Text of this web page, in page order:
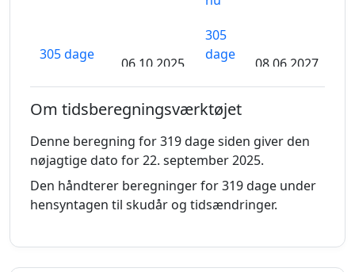
305 dage
06.10.2025
305
dage
nu
08.06.2027
306 dage
siden
05.10.2025
dage
fra-
nu
09.06.2027
04.10.2025 10.06.2027
Om tidsberegningsværktøjet
Denne beregning for 319 dage siden giver den
nøjagtige dato for 22. september 2025.
Den håndterer beregninger for 319 dage under
hensyntagen til skudår og tidsændringer.